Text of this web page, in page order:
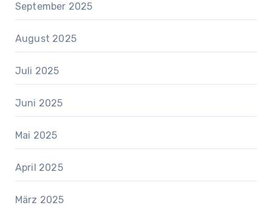
September 2025
August 2025
Juli 2025
Juni 2025
Mai 2025
April 2025
März 2025